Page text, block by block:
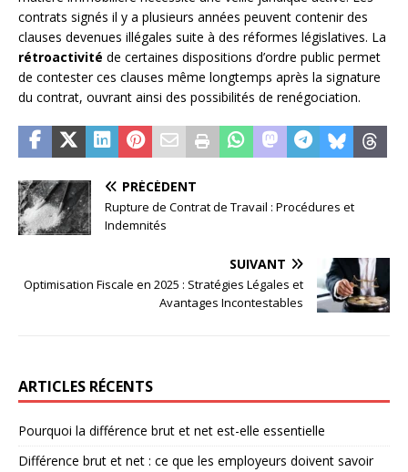
contrats signés il y a plusieurs années peuvent contenir des
clauses devenues illégales suite à des réformes législatives. La
rétroactivité de certaines dispositions d’ordre public permet
de contester ces clauses même longtemps après la signature
du contrat, ouvrant ainsi des possibilités de renégociation.
PRÉCÉDENT
Rupture de Contrat de Travail : Procédures et
Indemnités
SUIVANT
Optimisation Fiscale en 2025 : Stratégies Légales et
Avantages Incontestables
ARTICLES RÉCENTS
Pourquoi la différence brut et net est-elle essentielle
Différence brut et net : ce que les employeurs doivent savoir